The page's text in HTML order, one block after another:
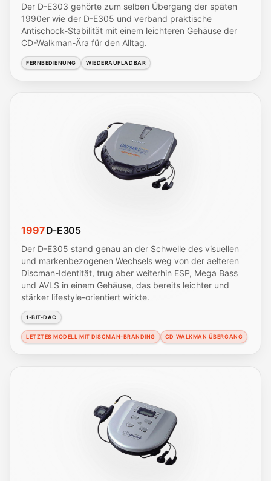
Der D-E303 gehörte zum selben Übergang der späten
1990er wie der D-E305 und verband praktische
Antischock-Stabilität mit einem leichteren Gehäuse der
CD-Walkman-Ära für den Alltag.
FERNBEDIENUNG WIEDERAUFLADBAR
1997D-E305
Der D-E305 stand genau an der Schwelle des visuellen
und markenbezogenen Wechsels weg von der aelteren
Discman-Identität, trug aber weiterhin ESP, Mega Bass
und AVLS in einem Gehäuse, das bereits leichter und
stärker lifestyle-orientiert wirkte.
1-BIT-DAC
LETZTES MODELL MIT DISCMAN-BRANDING CD WALKMAN ÜBERGANG